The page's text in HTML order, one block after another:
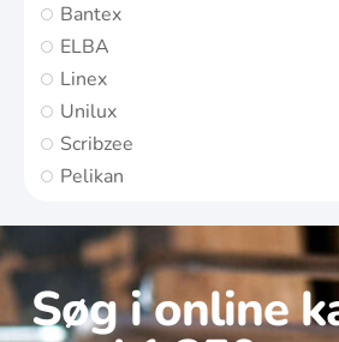
Bantex
ELBA
Linex
Unilux
Scribzee
Pelikan
Søg i online